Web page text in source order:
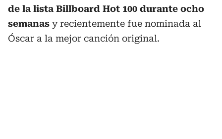
de la lista Billboard Hot 100 durante ocho
semanas y recientemente fue nominada al
Óscar a la mejor canción original.